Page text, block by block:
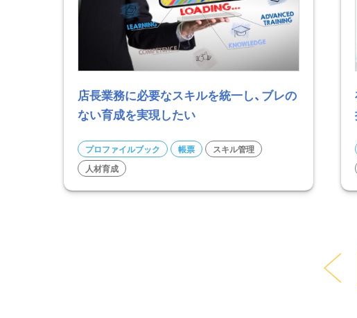
店長業務に必要なスキルを統一し、ブレの
ない育成を実現したい
プロファイルブック 帳票
スキル管理
人材育成